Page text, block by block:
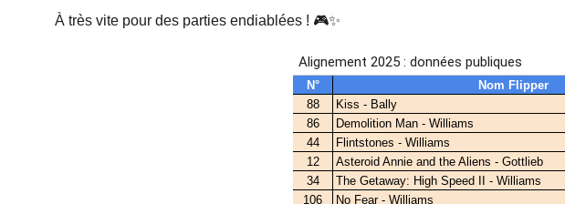
À très vite pour des parties endiablées ! 🎮✨